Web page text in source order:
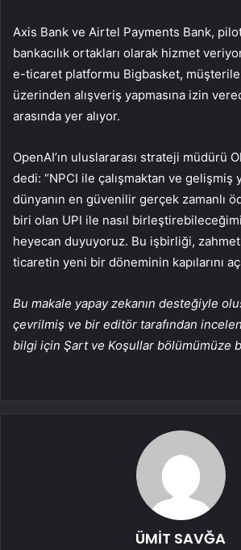
Axis Bank ve Airtel Payments Bank,
bankacılık ortakları olarak hizmet
e-ticaret platformu Bigbasket,
üzerinden alışveriş yapmasına izin
arasında yer alıyor.
OpenAI’ın uluslararası strateji müdürü
dedi: “NPCI ile çalışmaktan ve gelişmiş
dünyanın en güvenilir gerçek zamanlı
biri olan UPI ile nasıl
heyecan duyuyoruz. Bu işbirliği,
ticaretin yeni bir döneminin kapılarını
Bu makale yapay zekanın desteğiyle
çevrilmiş ve bir editör tarafından
bilgi için Şart ve Koşullar bölümümüze
ÜMİT SAVĞA